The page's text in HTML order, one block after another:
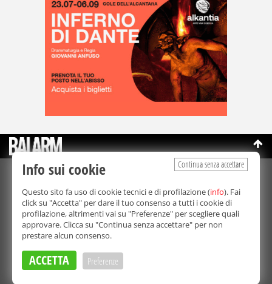
©Copyright 2003-2026
Bmedia Srl- P.IVA 07064240828
La riproduzione totale o parziale di tutti i contenuti, in qualunque
forma, su qualsiasi supporto è proibita.
Balarm.it è una testata giornalistica registrata. Autorizzazione del
Tribunale di Palermo n° 32 del 21/10/2003
Direttore responsabile:
Continua senza accettare
Info sui cookie
Questo sito fa uso di cookie tecnici e di profilazione (info). Fai
click su "Accetta" per dare il tuo consenso a tutti i cookie di
profilazione, altrimenti vai su "Preferenze" per scegliere quali
approvare. Clicca su "Continua senza accettare" per non
prestare alcun consenso.
ACCETTA Preferenze